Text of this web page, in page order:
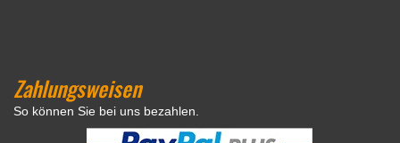
Zahlungsweisen
So können Sie bei uns bezahlen.